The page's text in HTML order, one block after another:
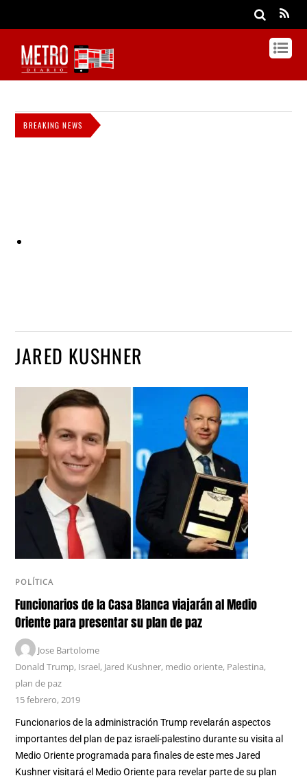
BREAKING NEWS
JARED KUSHNER
POLÍTICA
Funcionarios de la Casa Blanca viajarán al Medio
Oriente para presentar su plan de paz
Jose Bartolome
Donald Trump, Israel, Jared Kushner, medio oriente, Palestina,
plan de paz
15 febrero, 2019
Funcionarios de la administración Trump revelarán aspectos
importantes del plan de paz israelí-palestino durante su visita al
Medio Oriente programada para finales de este mes Jared
Kushner visitará el Medio Oriente para revelar parte de su plan